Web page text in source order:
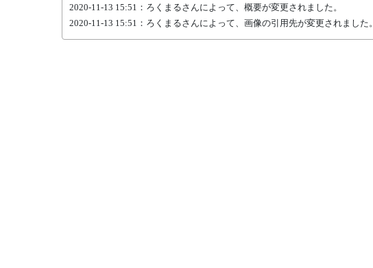
2020-11-13 15:51：ろくまるさんによって、概要が変更されました。
2020-11-13 15:51：ろくまるさんによって、画像の引用先が変更されました。